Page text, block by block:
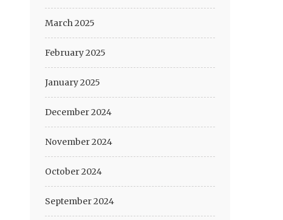
March 2025
February 2025
January 2025
December 2024
November 2024
October 2024
September 2024